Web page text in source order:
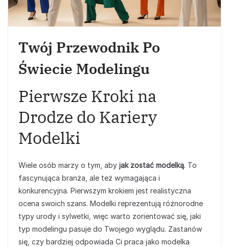
Twój Przewodnik Po
Świecie Modelingu
Pierwsze Kroki na
Drodze do Kariery
Modelki
Wiele osób marzy o tym, aby jak zostać modelką. To
fascynująca branża, ale też wymagająca i
konkurencyjna. Pierwszym krokiem jest realistyczna
ocena swoich szans. Modelki reprezentują różnorodne
typy urody i sylwetki, więc warto zorientować się, jaki
typ modelingu pasuje do Twojego wyglądu. Zastanów
się, czy bardziej odpowiada Ci praca jako modelka